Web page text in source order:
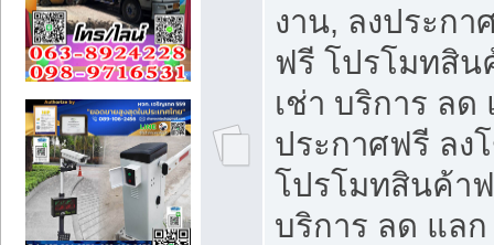
งาน, ลงประก
ฟรี โปรโมทสิ
เช่า บริการ ลด
ประกาศฟรี ล
โปรโมทสินค้า
บริการ ลด แล